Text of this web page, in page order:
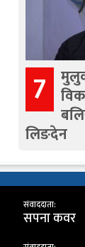
7
लिङदेन
संवाददाता:
सपना कवर